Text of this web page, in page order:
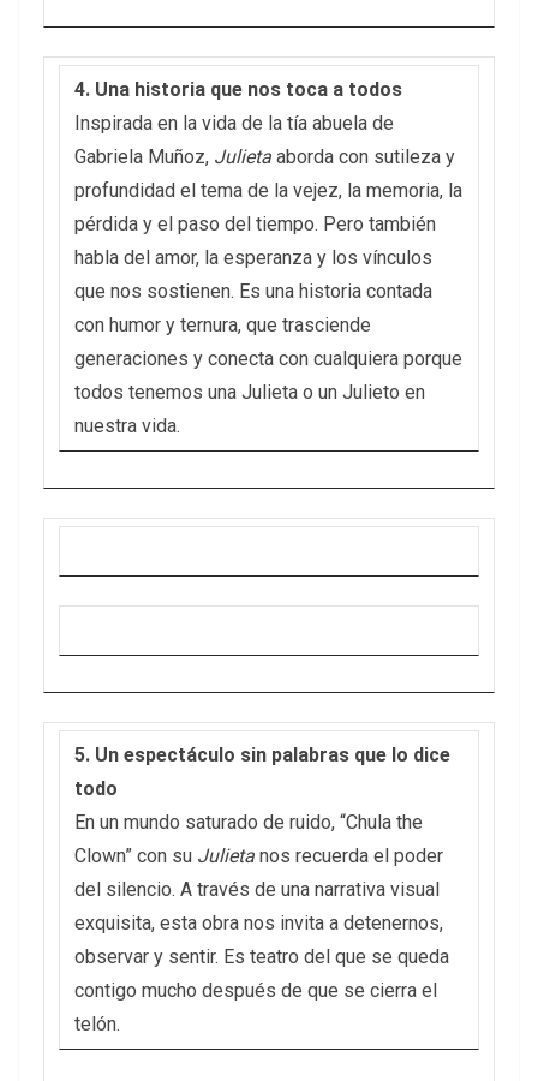
4. Una historia que nos toca a todos
Inspirada en la vida de la tía abuela de
Gabriela Muñoz, Julieta aborda con sutileza y
profundidad el tema de la vejez, la memoria, la
pérdida y el paso del tiempo. Pero también
habla del amor, la esperanza y los vínculos
que nos sostienen. Es una historia contada
con humor y ternura, que trasciende
generaciones y conecta con cualquiera porque
todos tenemos una Julieta o un Julieto en
nuestra vida.
5. Un espectáculo sin palabras que lo dice
todo
En un mundo saturado de ruido, “Chula the
Clown” con su Julieta nos recuerda el poder
del silencio. A través de una narrativa visual
exquisita, esta obra nos invita a detenernos,
observar y sentir. Es teatro del que se queda
contigo mucho después de que se cierra el
telón.